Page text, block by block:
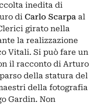
inedita di
di Carlo Scarpa al
girato nella
la realizzazione
Vitali. Si può fare un
il racconto di Arturo
della statura del
della fotografia
Gardin. Non